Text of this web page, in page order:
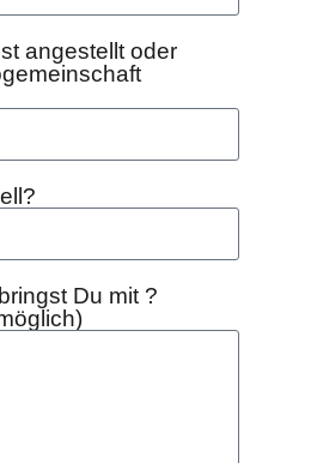
angestellt oder
Du mit ?